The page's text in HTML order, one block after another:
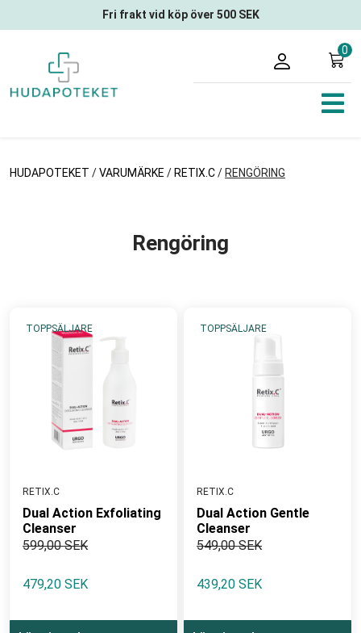
Fri frakt vid köp över 500 SEK
0
HUDAPOTEKET /VARUMÄRKE / RETIX.C/ RENGÖRING
Rengöring
TOPPSÄLJARE
RETIX.C
Dual Action Exfoliating
Cleanser
599,00 SEK
479,20 SEK
TOPPSÄLJARE
RETIX.C
Dual Action Gentle
Cleanser
549,00 SEK
439,20 SEK